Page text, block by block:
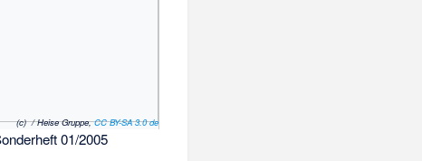
(c) / Heise Gruppe,CC BY-SA 3.0 de
01/2005